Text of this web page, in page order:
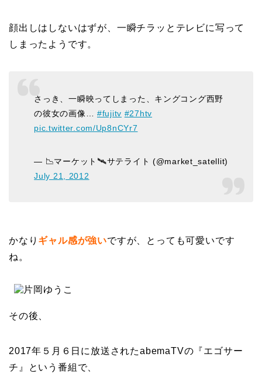
顔出しはしないはずが、一瞬チラッとテレビに写って
しまったようです。
さっき、一瞬映ってしまった、キングコング西野
の彼女の画像… #fujitv #27htv
pic.twitter.com/Up8nCYr7
— 📉マーケット🛰️サテライト (@market_satellit)
July 21, 2012
かなり ギャル感が強いですが、とっても可愛いです
ね。
その後、
2017年５月６日に放送されたabemaTVの『エゴサー
チ』という番組で、